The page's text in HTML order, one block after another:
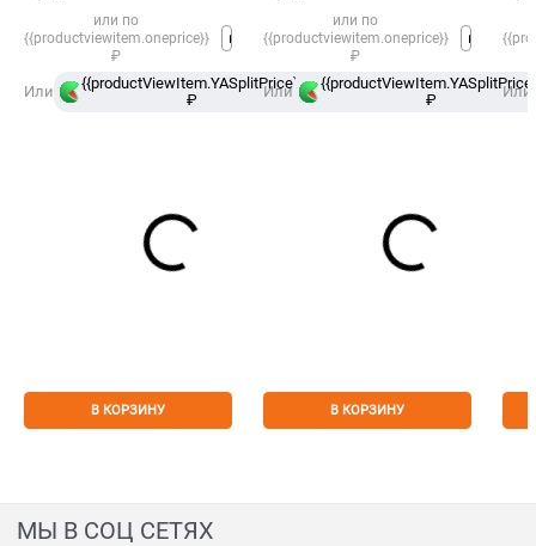
или по
{{productviewitem.oneprice}}
₽
Или
{{productViewItem.YASplitPrice}}
₽
в
Сплит
В КОРЗИНУ
или по
{{productviewitem.oneprice}}
₽
Или
₽
В КОРЗИНУ
Или
МЫ В СОЦ СЕТЯХ